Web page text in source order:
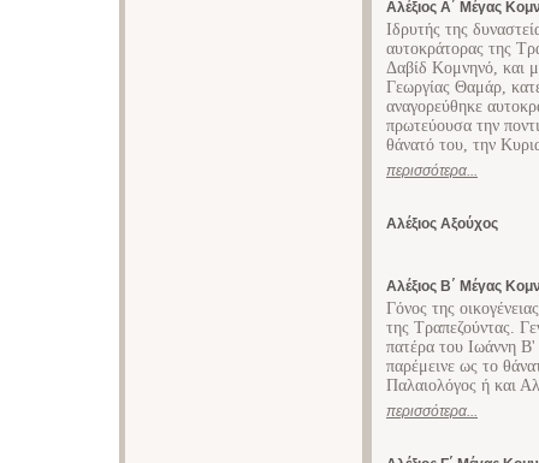
Αλέξιος Α΄ Μέγας
Ιδρυτής της
αυτοκράτορας της
Δαβίδ Κομνηνό, και
Γεωργίας Θαμάρ,
αναγορεύθηκε
πρωτεύουσα την
θάνατό του, την
περισσότερα...
Αλέξιος Αξούχος
Αλέξιος Β΄ Μέγας
Γόνος της
της Τραπεζούντας.
πατέρα του Ιωάννη
παρέμεινε ως το
Παλαιολόγος ή και
περισσότερα...